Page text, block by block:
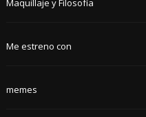
Maquillaje y Filosofía
Me estreno con
memes